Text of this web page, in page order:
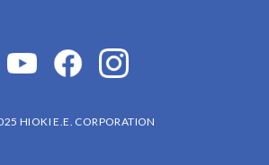
HIOKI E.E. CORPORATION